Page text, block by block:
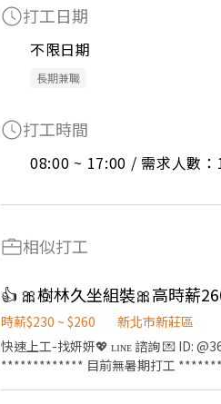
打工日期
不限日期
長期兼職
打工時間
08:00 ~ 17:00 / 需求人數：
相似打工
時薪$230 ~ $260
新北市新莊區
快速上工-找妍妍💖 ʟɪɴᴇ 諮詢 💌 ID:
************* 目前無暑期打工 ************* ––––––––––––【強力推薦】–––––––––––– ✨新北唯一首